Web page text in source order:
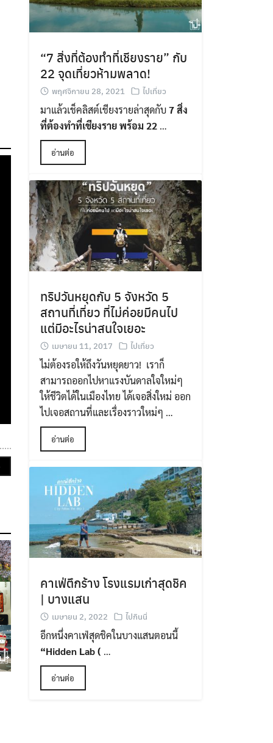
“7 สิ่งที่ต้องทำที่เชียงราย” กับ
22 จุดเที่ยวห้ามพลาด!
พฤศจิกายน 28, 2021 ไปเที่ยว
มาแล้วเช็คลิสต์เชียงรายล่าสุดกับ7 สิ่ง
ที่ต้องทำที่เชียงราย พร้อม 22 …
อ่านต่อ
ทริปวันหยุดกับ 5 จังหวัด 5
สถานที่เที่ยว ที่ไม่ค่อยมีคนไป
แต่มีอะไรน่าสนใจเยอะ
เมษายน 11, 2017 ไปเที่ยว
ไม่ต้องรอให้ถึงวันหยุดยาว! เราก็
สามารถออกไปหาแรงบันดาลใจใหม่ๆ
ให้ชีวิตได้ในเมืองไทย ได้เจอสิ่งใหม่ ออก
ไปเจอสถานที่และเรื่องราวใหม่ๆ …
อ่านต่อ
คาเฟ่ตึกร้าง โรงแรมเก่าสุดชิค
| บางแสน
เมษายน 2, 2022 ไปกินนี่
อีกหนึ่งคาเฟ่สุดชิคในบางแสนตอนนี้
“Hidden Lab( …
อ่านต่อ